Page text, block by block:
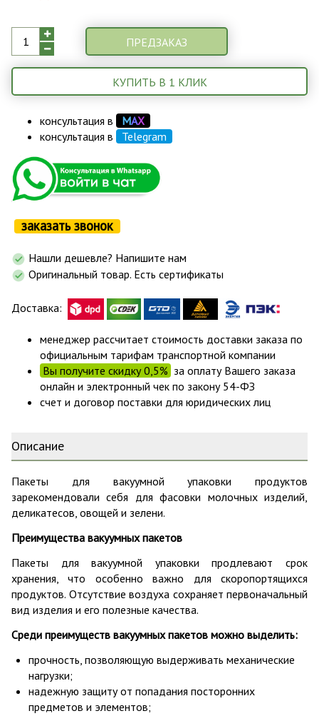
ПРЕДЗАКАЗ
КУПИТЬ В 1 КЛИК
консультация в МАХ
консультация в Telegram
заказать звонок
Нашли дешевле? Напишите нам
Оригинальный товар. Есть сертификаты
Доставка:
менеджер рассчитает стоимость доставки заказа по
официальным тарифам транспортной компании
Вы получите скидку 0,5% за оплату Вашего заказа
онлайн и электронный чек по закону 54-ФЗ
счет и договор поставки для юридических лиц
Описание
Пакеты для вакуумной упаковки продуктов
зарекомендовали себя для фасовки молочных изделий,
деликатесов, овощей и зелени.
Преимущества вакуумных пакетов
Пакеты для вакуумной упаковки продлевают срок
хранения, что особенно важно для скоропортящихся
продуктов. Отсутствие воздуха сохраняет первоначальный
вид изделия и его полезные качества.
Среди преимуществ вакуумных пакетов можно выделить:
прочность, позволяющую выдерживать механические
нагрузки;
надежную защиту от попадания посторонних
предметов и элементов;